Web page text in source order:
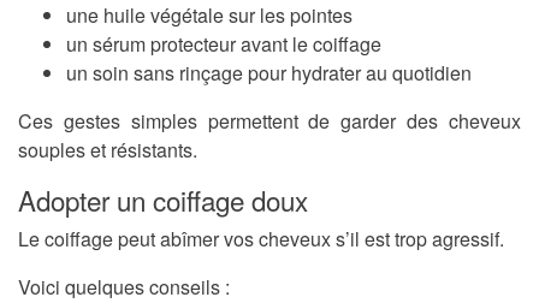
une huile végétale sur les pointes
un sérum protecteur avant le coiffage
un soin sans rinçage pour hydrater au quotidien
Ces gestes simples permettent de garder des cheveux
souples et résistants.
Adopter un coiffage doux
Le coiffage peut abîmer vos cheveux s’il est trop agressif.
Voici quelques conseils :